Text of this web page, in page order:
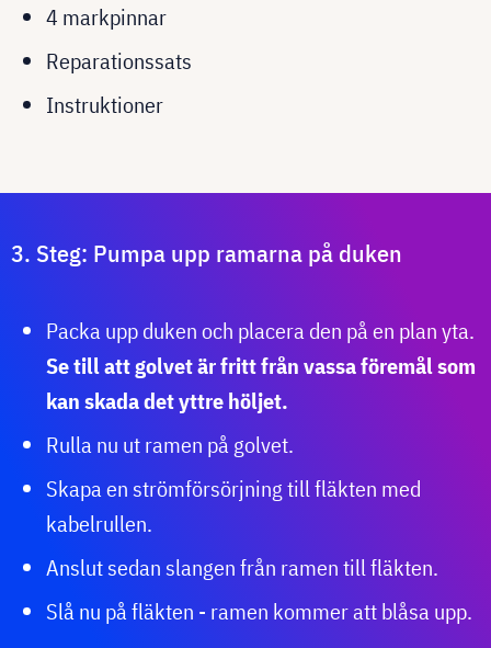
4 markpinnar
Reparationssats
Instruktioner
3. Steg: Pumpa upp ramarna på duken
Packa upp duken och placera den på en plan yta.
Se till att golvet är fritt från vassa föremål som
kan skada det yttre höljet.
Rulla nu ut ramen på golvet.
Skapa en strömförsörjning till fläkten med
kabelrullen.
Anslut sedan slangen från ramen till fläkten.
Slå nu på fläkten - ramen kommer att blåsa upp.